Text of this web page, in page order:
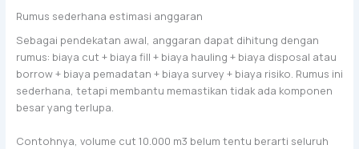
Rumus sederhana estimasi anggaran
Sebagai pendekatan awal, anggaran dapat dihitung dengan
rumus: biaya cut + biaya fill + biaya hauling + biaya disposal atau
borrow + biaya pemadatan + biaya survey + biaya risiko. Rumus ini
sederhana, tetapi membantu memastikan tidak ada komponen
besar yang terlupa.
Contohnya, volume cut 10.000 m3 belum tentu berarti seluruh